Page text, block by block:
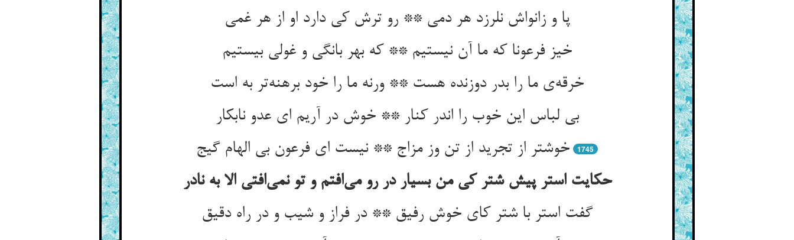
پا و زانواش نلرزد هر دمی ** رو ترش کی دارد او از هر غمی
خیز فرعونا که ما آن نیستیم ** که بهر بانگی و غولی بیستیم
خرقه‌ی ما را بدر دوزنده هست ** ورنه ما را خود برهنه‌تر به است
بی لباس این خوب را اندر کنار ** خوش در آریم ای عدو نابکار
خوشتر از تجرید از تن وز مزاج ** نیست ای فرعون بی الهام گیج
1745
حکایت استر پیش شتر کی من بسیار در رو می‌افتم و تو نمی‌افتی الا به نادر
گفت استر با شتر کای خوش رفیق ** در فراز و شیب و در راه دقیق